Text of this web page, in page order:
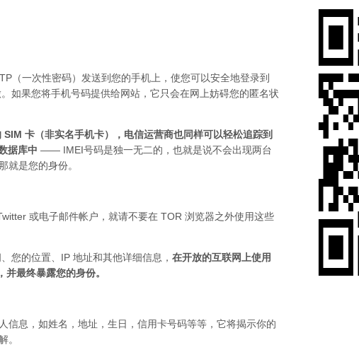
（一次性密码）发送到您的手机上，使您可以安全地登录到
如果您将手机号码提供给网站，它只会在网上妨碍您的匿名状
卡（非实名手机卡），电信运营商也同样可以轻松追踪到
据库中 —— IMEI号码是独一无二的，也就是说不会出现两台
就是您的身份。
或电子邮件帐户，就请不要在 TOR 浏览器之外使用这些
您的位置、IP 地址和其他详细信息， 在开放的互联网上使用
最终暴露您的身份。
信息，如姓名，地址，生日，信用卡号码等等，它将揭示你的
。